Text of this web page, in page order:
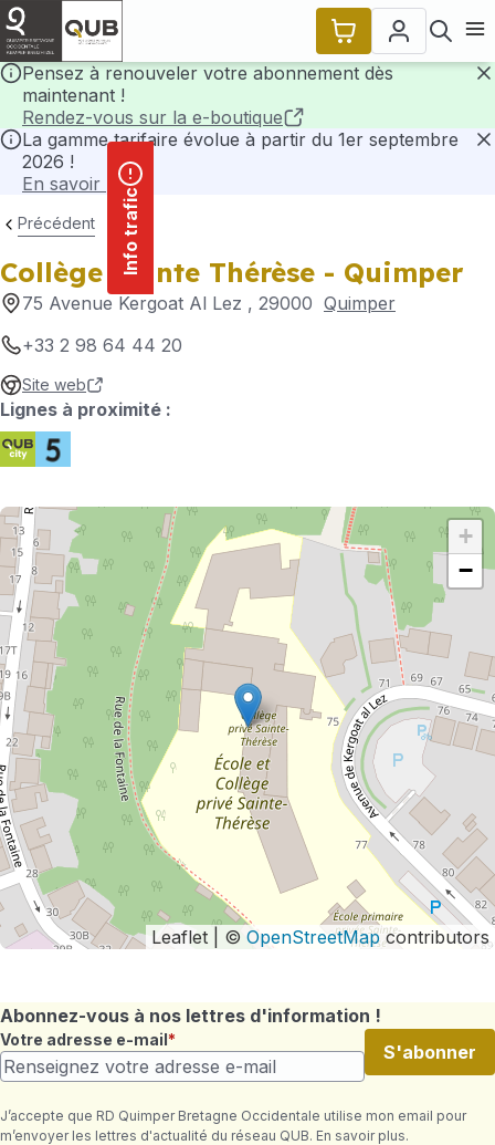
principal
Pensez à renouveler votre abonnement dès
maintenant !
Rendez-vous sur la e-boutique
La gamme tarifaire évolue à partir du 1er septembre
2026 !
En savoir plus
Info trafic
Précédent
Collège Sainte Thérèse - Quimper
75 Avenue Kergoat Al Lez , 29000 Quimper
+33 2 98 64 44 20
Site web
Lignes à proximité :
+
−
Leaflet | © OpenStreetMapcontributors
Abonnez-vous à nos lettres d'information !
Votre adresse e-mail
S'abonner
J’accepte que RD Quimper Bretagne Occidentale utilise mon email pour
m’envoyer les lettres d'actualité du réseau QUB. En savoir plus.
Panneau de gestion des cookies